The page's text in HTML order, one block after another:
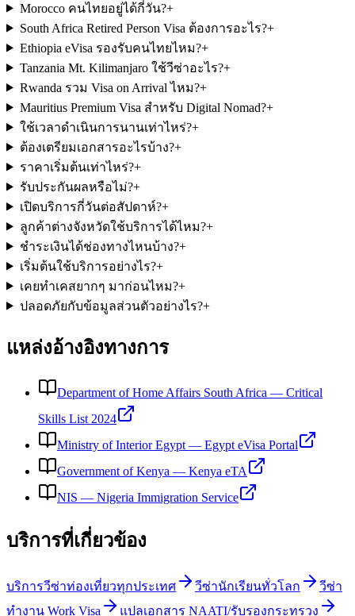
Morocco คนไทยอยู่ได้กี่วัน?+
South Africa Retired Person Visa ต้องการอะไร?+
Ethiopia eVisa รองรับคนไทยไหม?+
Tanzania Mt. Kilimanjaro ใช้วีซ่าอะไร?+
Rwanda รวม Visa on Arrival ไหม?+
Mauritius Premium Visa สำหรับ Digital Nomad?+
ใช้เวลาดำเนินการนานเท่าไหร่?+
ต้องเตรียมเอกสารอะไรบ้าง?+
ราคาเริ่มต้นเท่าไหร่?+
รับประกันผลหรือไม่?+
เปิดบริการกี่วันต่อสัปดาห์?+
ลูกค้าต่างจังหวัดใช้บริการได้ไหม?+
ชำระเงินได้ช่องทางไหนบ้าง?+
เริ่มต้นใช้บริการอย่างไร?+
เคยทำเคสยากๆ มาก่อนไหม?+
ปลอดภัยกับข้อมูลส่วนตัวอย่างไร?+
แหล่งอ้างอิงทางการ
Department of Home Affairs South Africa — Critical
Skills List 2024
Ministry of Interior Egypt— Egypt eVisa Portal
Government of Kenya — Kenya eTA
NIS — Nigeria Immigration Service
บริการที่เกี่ยวข้อง
บริการวีซ่าท่องเที่ยวทุกประเทศ วีซ่านักเรียนทั่วโลก
วีซ่า
ทำงาน Work Visa
แปลเอกสาร NAATI/รับรองกระทรวง